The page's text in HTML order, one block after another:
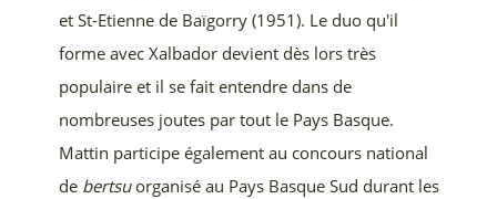
et St-Etienne de Baïgorry (1951). Le duo qu'il
forme avec Xalbador devient dès lors très
populaire et il se fait entendre dans de
nombreuses joutes par tout le Pays Basque.
Mattin participe également au concours national
de bertsuorganisé au Pays Basque Sud durant les